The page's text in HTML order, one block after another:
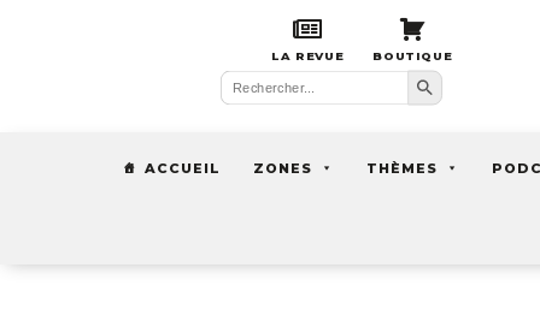
LA REVUE BOUTIQUE
Search
for:
Search Button
ACCUEIL ZONES THÈMES